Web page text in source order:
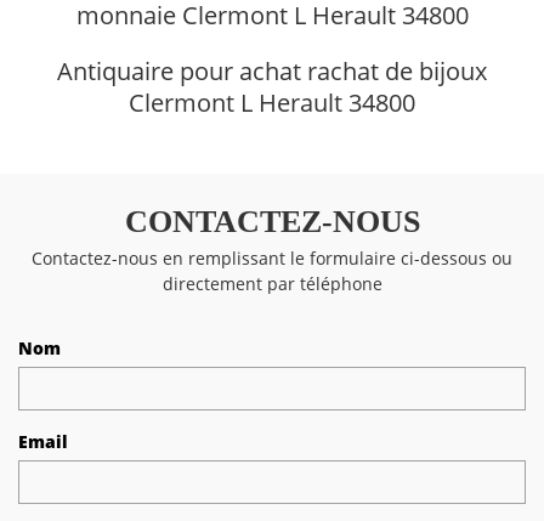
monnaie Clermont L Herault 34800
Antiquaire pour achat rachat de bijoux
Clermont L Herault 34800
CONTACTEZ-NOUS
Contactez-nous en remplissant le formulaire ci-dessous ou
directement par téléphone
Nom
Email